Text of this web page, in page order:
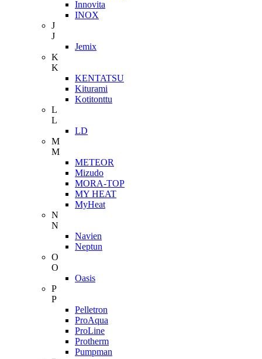
Innovita
INOX
J
J
Jemix
K
K
KENTATSU
Kiturami
Kotitonttu
L
L
LD
M
M
METEOR
Mizudo
MORA-TOP
MY HEAT
MyHeat
N
N
Navien
Neptun
O
O
Oasis
P
P
Pelletron
ProAqua
ProLine
Protherm
Pumpman